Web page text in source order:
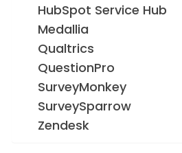
HubSpot Service Hub
Medallia
Qualtrics
QuestionPro
SurveyMonkey
SurveySparrow
Zendesk